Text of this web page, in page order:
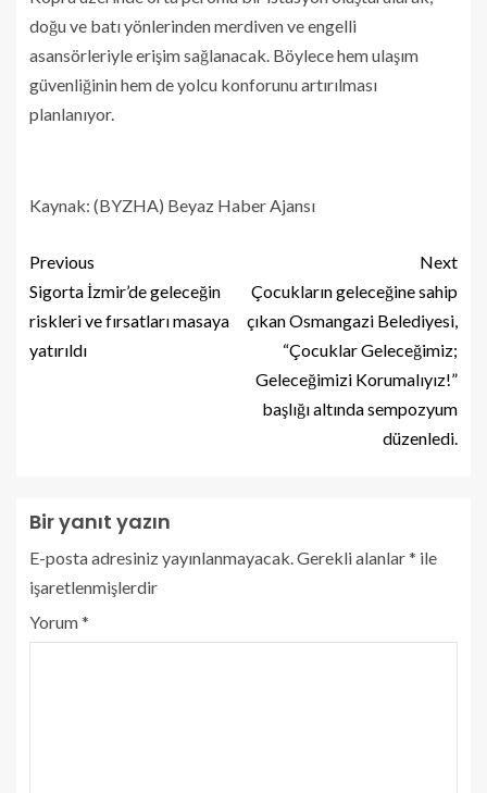
doğu ve batı yönlerinden merdiven ve engelli
asansörleriyle erişim sağlanacak. Böylece hem ulaşım
güvenliğinin hem de yolcu konforunu artırılması
planlanıyor.
Kaynak: (BYZHA) Beyaz Haber Ajansı
Previous
Sigorta İzmir’de geleceğin
riskleri ve fırsatları masaya
yatırıldı
Next
Çocukların geleceğine sahip
çıkan Osmangazi Belediyesi,
“Çocuklar Geleceğimiz;
Geleceğimizi Korumalıyız!”
başlığı altında sempozyum
düzenledi.
Bir yanıt yazın
E-posta adresiniz yayınlanmayacak. Gerekli alanlar* ile
işaretlenmişlerdir
Yorum*